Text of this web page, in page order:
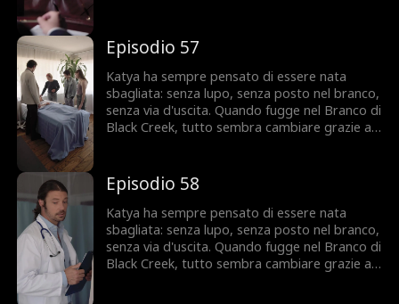
condannarla, e qualcuno del suo passato è
pronto a riprendersela a ogni costo. Fidarsi di
Ezra sarà la sua salvezza... o il suo errore più
grande?
Episodio 57
Katya ha sempre pensato di essere nata
sbagliata: senza lupo, senza posto nel branco,
senza via d'uscita. Quando fugge nel Branco di
Black Creek, tutto sembra cambiare grazie a
condannarla, e qualcuno del suo passato è
pronto a riprendersela a ogni costo. Fidarsi di
Ezra sarà la sua salvezza... o il suo errore più
grande?
Episodio 58
Katya ha sempre pensato di essere nata
sbagliata: senza lupo, senza posto nel branco,
senza via d'uscita. Quando fugge nel Branco di
Black Creek, tutto sembra cambiare grazie a